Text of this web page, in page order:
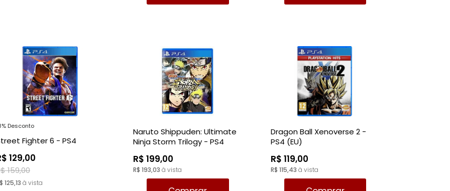
Desconto
Fighter 6 - PS4
129,00
159,00
125,13 à vista
Naruto Shippuden: Ultimate
Ninja Storm Trilogy - PS4
R$ 199,00
R$ 193,03 à vista
Dragon Ball Xenoverse 2 -
PS4 (EU)
R$ 119,00
R$ 115,43 à vista